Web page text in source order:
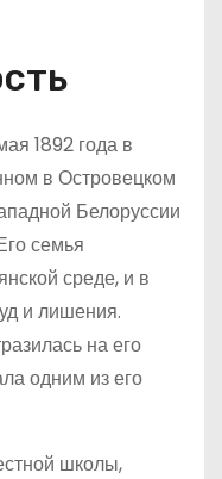
1892 года в
в Островецком
Белоруссии
семья
среде, и в
и лишения.
на его
одним из его
школы,